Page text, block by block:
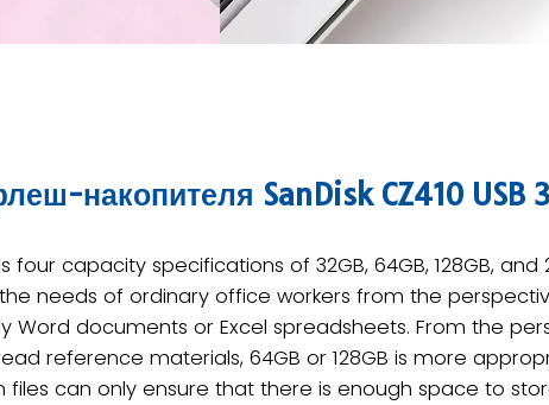
накопителя SanDisk CZ410 USB
four capacity specifications of 32GB, 64GB, 128GB, and
needs of ordinary office workers from the
documents or Excel spreadsheets. From the
reference materials, 64GB or 128GB is more
can only ensure that there is enough space to